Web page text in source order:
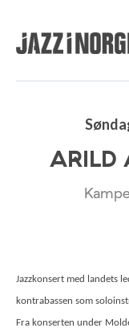
ARILD
Jazzkonsert med landets
kontrabassen som
Fra konserten under